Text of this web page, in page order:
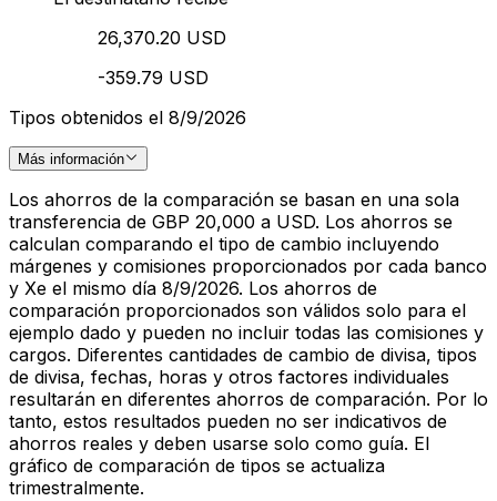
26,370.20 USD
-359.79 USD
Tipos obtenidos el 8/9/2026
Más información
Los ahorros de la comparación se basan en una sola
transferencia de GBP 20,000 a USD. Los ahorros se
calculan comparando el tipo de cambio incluyendo
márgenes y comisiones proporcionados por cada banco
y Xe el mismo día 8/9/2026. Los ahorros de
comparación proporcionados son válidos solo para el
ejemplo dado y pueden no incluir todas las comisiones y
cargos. Diferentes cantidades de cambio de divisa, tipos
de divisa, fechas, horas y otros factores individuales
resultarán en diferentes ahorros de comparación. Por lo
tanto, estos resultados pueden no ser indicativos de
ahorros reales y deben usarse solo como guía. El
gráfico de comparación de tipos se actualiza
trimestralmente.